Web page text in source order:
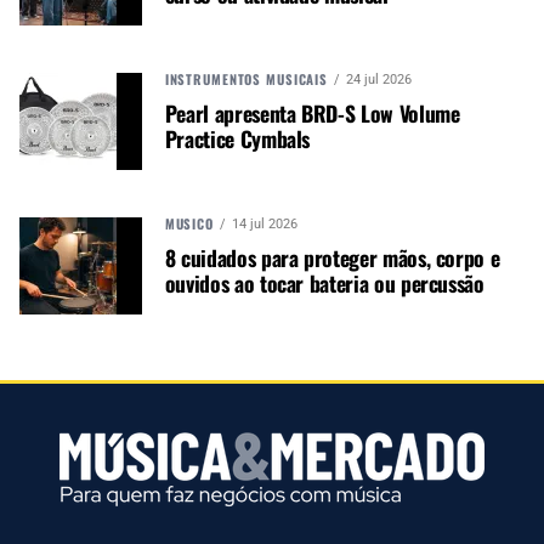
Música &amp; Mercado é uma
publicação empenhada em
promover e divulgar o mercado e
iluminação e instrumentos
musicais. Nós amamos o que
fazemos.
A MÚSICA & MERCADO ESTÁ NO WHATSAPP!
Acesse o Canal de WhatsApp
INSTRUMENTOS MUSICAIS 24 jul 2026
Pearl apresenta BRD-S Low Volume
Practice Cymbals
MÚSICO 14 jul 2026
8 cuidados para proteger mãos, corpo e
ouvidos ao tocar bateria ou percussão